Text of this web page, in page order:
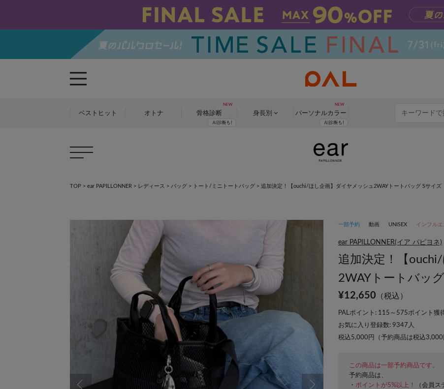
ベストヒット オトナ 骨格診断 身長別 パーソナルカラー
TOP > ear PAPILLONNER > レディース > バッグ > トート/ミニトートバッグ > 追加決定！【ouchi/ほし企画】ダイヤメッシュ2WAYトートバッグ Sサイズ
一部予約 動画 UNISEX インフル
ear PAPILLONNER(イア パピヨネ)
追加決定！【
2WAYトートバッ
¥12,650 （税込）
PALポイント: 115～575ポイント獲
お気に入り登録数: 9347 人
税込5,000円（予約商品は税込3,000
この商品は一部予約商品です。
予約商品は、
・ ポイントが5%以上！ （会員ス